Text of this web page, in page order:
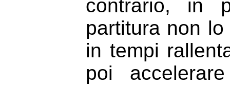
contrario, in
partitura non
in tempi
poi